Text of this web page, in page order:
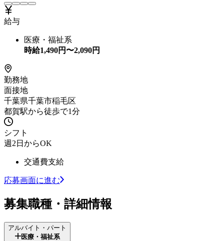
給与
医療・福祉系
時給1,490円〜2,090円
勤務地
面接地
千葉県千葉市稲毛区
都賀駅から徒歩で1分
シフト
週2日からOK
交通費支給
応募画面に進む
募集職種・詳細情報
アルバイト・パート
医療・福祉系